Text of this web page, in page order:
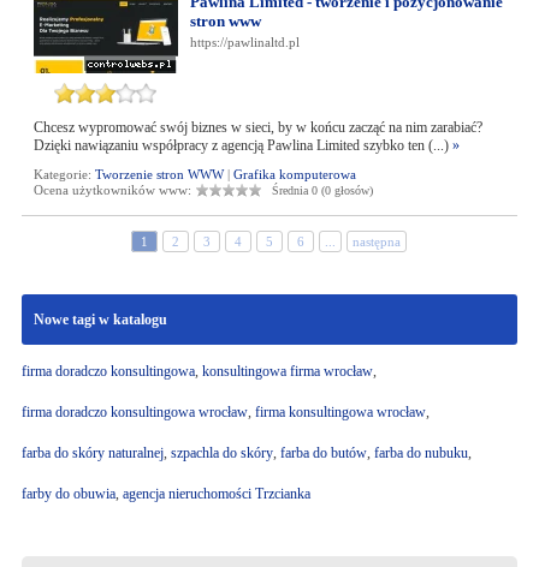
stron www
https://pawlinaltd.pl
Chcesz wypromować swój biznes w sieci, by w końcu zacząć na nim zarabiać?
Dzięki nawiązaniu współpracy z agencją Pawlina Limited szybko ten (...) »
Kategorie: Tworzenie stron WWW| Grafika komputerowa
Ocena użytkowników www:
Średnia 0 (0 głosów)
1 2 3 4 5 6 następna
Nowe tagi w katalogu
firma doradczo konsultingowa, konsultingowa firma wrocław,
firma doradczo konsultingowa wrocław, firma konsultingowa wrocław,
farba do skóry naturalnej, szpachla do skóry, farba do butów, farba do nubuku,
farby do obuwia, agencja nieruchomości Trzcianka